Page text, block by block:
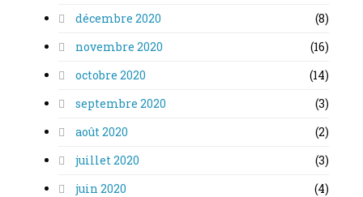
décembre 2020
(8)
novembre 2020
(16)
octobre 2020
(14)
septembre 2020
(3)
août 2020
(2)
juillet 2020
(3)
juin 2020
(4)